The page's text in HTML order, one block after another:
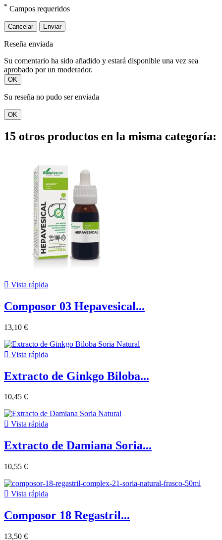
* Campos requeridos
Cancelar Enviar
Reseña enviada
Su comentario ha sido añadido y estará disponible una vez sea
aprobado por un moderador.
OK
Su reseña no pudo ser enviada
OK
15 otros productos en la misma categoría:
 Vista rápida
Composor 03 Hepavesical...
13,10 €
 Vista rápida
Extracto de Ginkgo Biloba...
10,45 €
 Vista rápida
Extracto de Damiana Soria...
10,55 €
 Vista rápida
Composor 18 Regastril...
13,50 €